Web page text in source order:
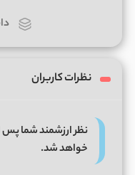
نظرات کاربران
نظر ارزشمند شما
خواهد شد.